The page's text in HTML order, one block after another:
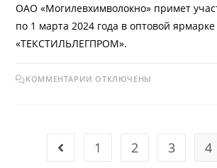
ОАО «Могилевхимволокно» примет
по 1 марта 2024 года в оптовой ярмарке
«ТЕКСТИЛЬЛЕГПРОМ».
КОММЕНТАРИИ ОТКЛЮЧЕНЫ
1 2 3 4